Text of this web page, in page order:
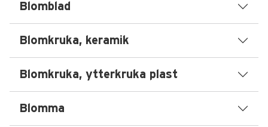
Blomblad
Blomkruka, keramik
Blomkruka, ytterkruka plast
Blomma